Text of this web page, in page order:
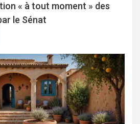
« à tout moment » des
le Sénat